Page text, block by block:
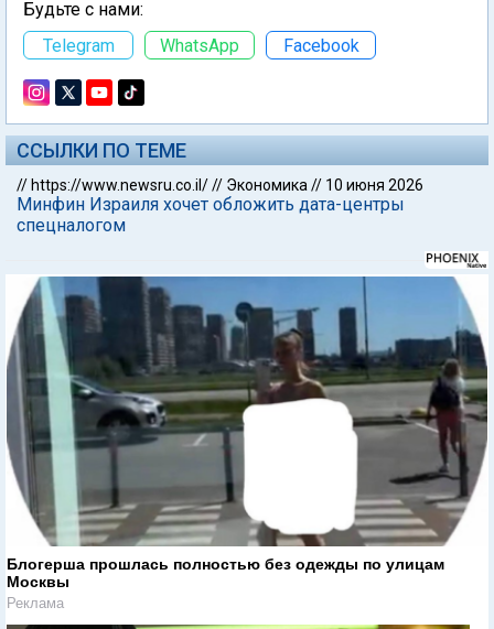
Будьте с нами:
Telegram
WhatsApp Facebook
ССЫЛКИ ПО ТЕМЕ
// https://www.newsru.co.il/// Экономика // 10 июня 2026
Минфин Израиля хочет обложить дата-центры
спецналогом
Блогерша прошлась полностью без одежды по улицам
Москвы
Реклама